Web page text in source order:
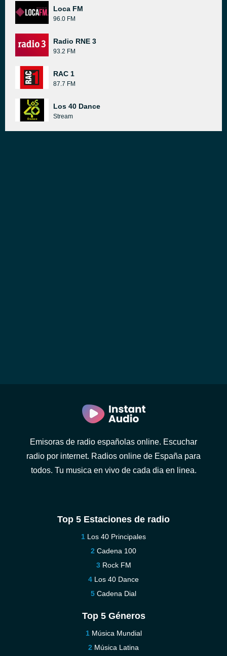
Loca FM
96.0 FM
Radio RNE 3
93.2 FM
RAC 1
87.7 FM
Los 40 Dance
Stream
Emisoras de radio españolas online. Escuchar
radio por internet. Radios online de España para
todos. Tu musica en vivo de cada dia en linea.
Top 5 Estaciones de radio
Los 40 Principales
Cadena 100
Rock FM
Los 40 Dance
Cadena Dial
Top 5 Géneros
Música Mundial
Música Latina